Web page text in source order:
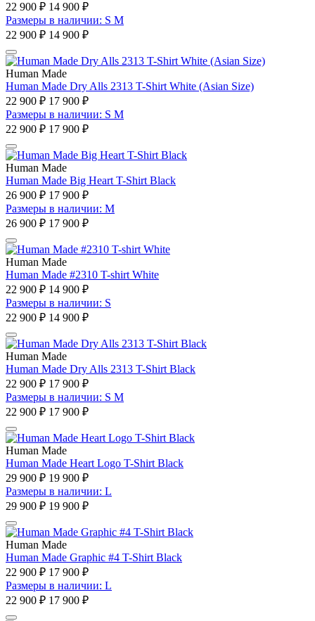
22 900 ₽ 14 900 ₽
Размеры в наличии: S M
22 900 ₽ 14 900 ₽
Human Made
Human Made Dry Alls 2313 T-Shirt White (Asian Size)
22 900 ₽ 17 900 ₽
Размеры в наличии: S M
22 900 ₽ 17 900 ₽
Human Made
Human Made Big Heart T-Shirt Black
26 900 ₽ 17 900 ₽
Размеры в наличии: M
26 900 ₽ 17 900 ₽
Human Made
Human Made #2310 T-shirt White
22 900 ₽ 14 900 ₽
Размеры в наличии: S
22 900 ₽ 14 900 ₽
Human Made
Human Made Dry Alls 2313 T-Shirt Black
22 900 ₽ 17 900 ₽
Размеры в наличии: S M
22 900 ₽ 17 900 ₽
Human Made
Human Made Heart Logo T-Shirt Black
29 900 ₽ 19 900 ₽
Размеры в наличии: L
29 900 ₽ 19 900 ₽
Human Made
Human Made Graphic #4 T-Shirt Black
22 900 ₽ 17 900 ₽
Размеры в наличии: L
22 900 ₽ 17 900 ₽